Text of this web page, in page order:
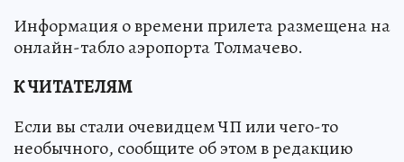
Информация о времени прилета размещена на
онлайн-табло аэропорта Толмачево.
К ЧИТАТЕЛЯМ
Если вы стали очевидцем ЧП или чего-то
необычного, сообщите об этом в редакцию